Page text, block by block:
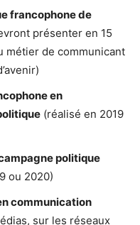
francophone de
présenter en 15
métier de communicant
en
(réalisé en 2019
politique
ou 2020)
communication
sur les réseaux